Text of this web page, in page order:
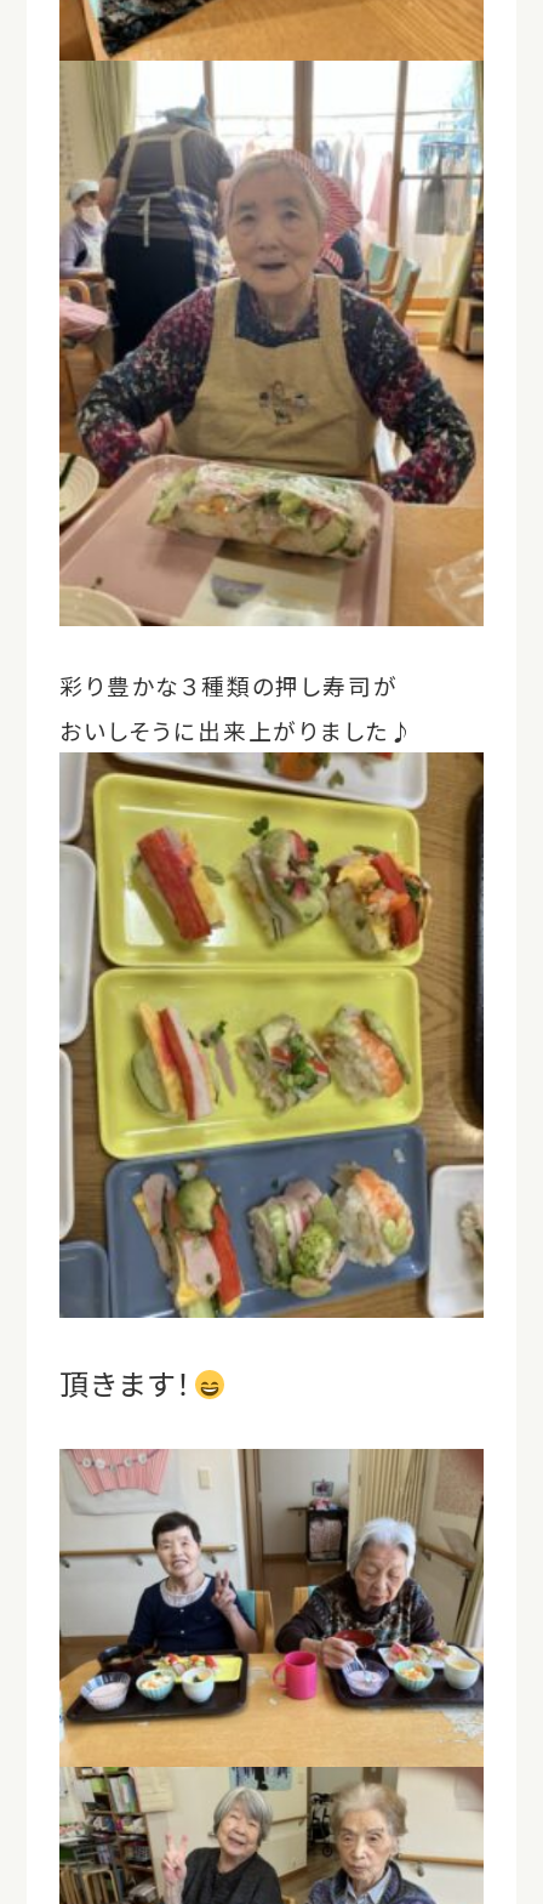
彩り豊かな３種類の押し寿司が
おいしそうに出来上がりました♪
頂きます！